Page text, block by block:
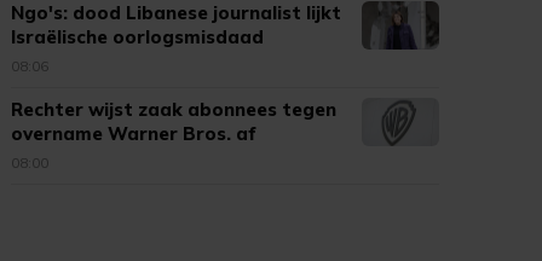
Ngo's: dood Libanese journalist lijkt
Israëlische oorlogsmisdaad
08:06
Rechter wijst zaak abonnees tegen
overname Warner Bros. af
08:00